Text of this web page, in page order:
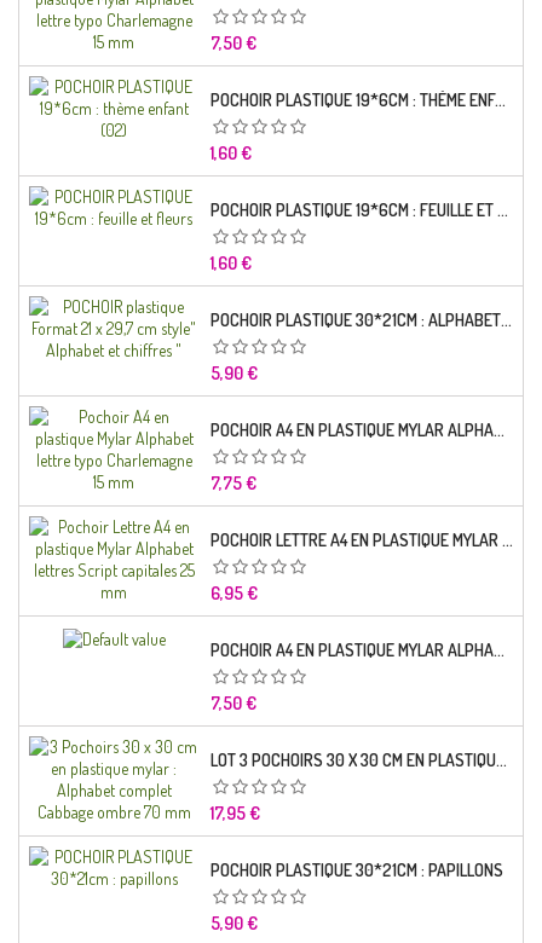
Prix
7,50 €
POCHOIR PLASTIQUE 19*6CM : THÈME ENFANT (02)
Prix
1,60 €
POCHOIR PLASTIQUE 19*6CM : FEUILLE ET FLEURS
Prix
1,60 €
POCHOIR PLASTIQUE 30*21CM : ALPHABET (02)
Prix
5,90 €
POCHOIR A4 EN PLASTIQUE MYLAR ALPHABET LETTRE TYPO RAVIE 30 MM
Prix
7,75 €
POCHOIR LETTRE A4 EN PLASTIQUE MYLAR ALPHABET LETTRES SCRIPT CAPITALES 25 MM
Prix
6,95 €
POCHOIR A4 EN PLASTIQUE MYLAR ALPHABET LETTRE TYPO SCIENCE 35 MM
Prix
7,50 €
LOT 3 POCHOIRS 30 X 30 CM EN PLASTIQUE MYLAR : ALPHABET COMPLET CABBAGE OMBRE 70 MM
Prix
17,95 €
POCHOIR PLASTIQUE 30*21CM : PAPILLONS
Prix
5,90 €